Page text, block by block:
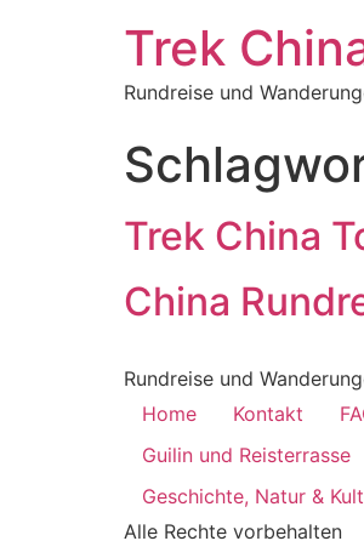
Trek
Rundreise und
Trek China
China
Rundreise und
Home
Kontakt
Guilin und Reisterrasse
Geschichte, Natur &
Alle Rechte vorbehalten